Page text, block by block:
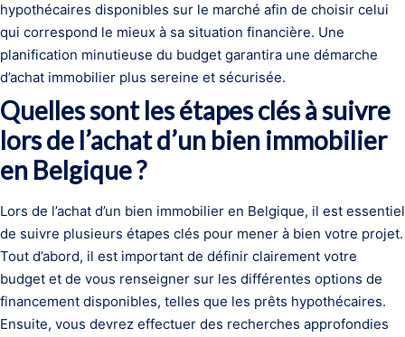
hypothécaires disponibles sur le marché afin de choisir celui
qui correspond le mieux à sa situation financière. Une
planification minutieuse du budget garantira une démarche
d’achat immobilier plus sereine et sécurisée.
Quelles sont les étapes clés à suivre
lors de l’achat d’un bien immobilier
en Belgique ?
Lors de l’achat d’un bien immobilier en Belgique, il est essentiel
de suivre plusieurs étapes clés pour mener à bien votre projet.
Tout d’abord, il est important de définir clairement votre
budget et de vous renseigner sur les différentes options de
financement disponibles, telles que les prêts hypothécaires.
Ensuite, vous devrez effectuer des recherches approfondies